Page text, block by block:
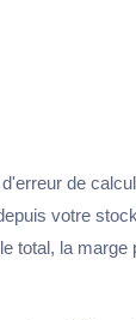
de
votre
total, la marge